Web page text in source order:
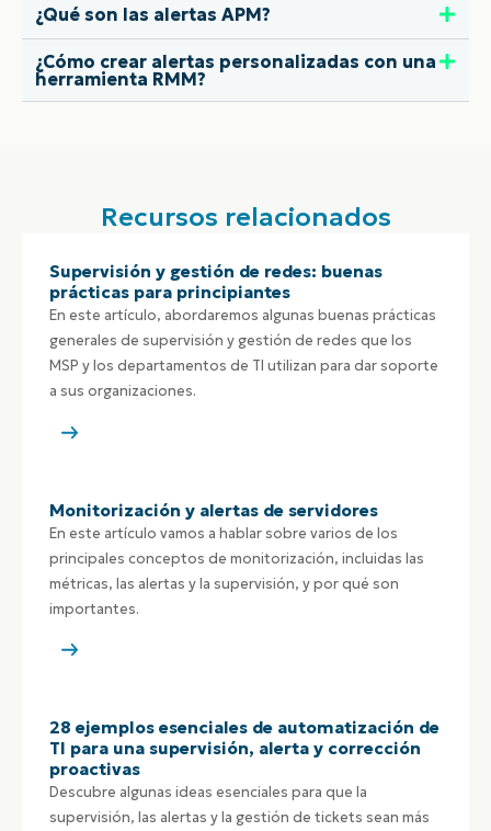
¿Qué son las alertas APM?
¿Cómo crear alertas personalizadas con una
herramienta RMM?
Recursos relacionados
Supervisión y gestión de redes: buenas
prácticas para principiantes
En este artículo, abordaremos algunas buenas prácticas
generales de supervisión y gestión de redes que los
MSP y los departamentos de TI utilizan para dar soporte
a sus organizaciones.
Monitorización y alertas de servidores
En este artículo vamos a hablar sobre varios de los
principales conceptos de monitorización, incluidas las
métricas, las alertas y la supervisión, y por qué son
importantes.
28 ejemplos esenciales de automatización de
TI para una supervisión, alerta y corrección
proactivas
Descubre algunas ideas esenciales para que la
supervisión, las alertas y la gestión de tickets sean más